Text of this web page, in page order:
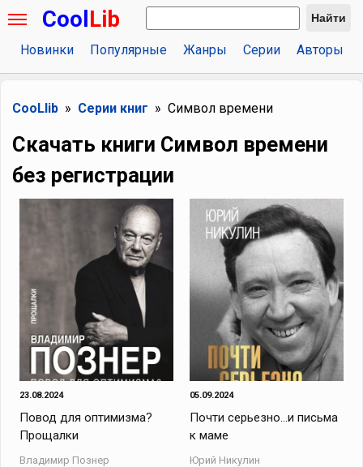
Cool Lib Найти
Новинки Популярные Жанры Серии Авторы
CooLlib Серии книг Символ времени
Скачать книги Символ времени
без регистрации
23.08.2024
Повод для оптимизма?
Прощалки
Владимир Познер
05.09.2024
Почти серьезно…и письма
к маме
Юрий Никулин